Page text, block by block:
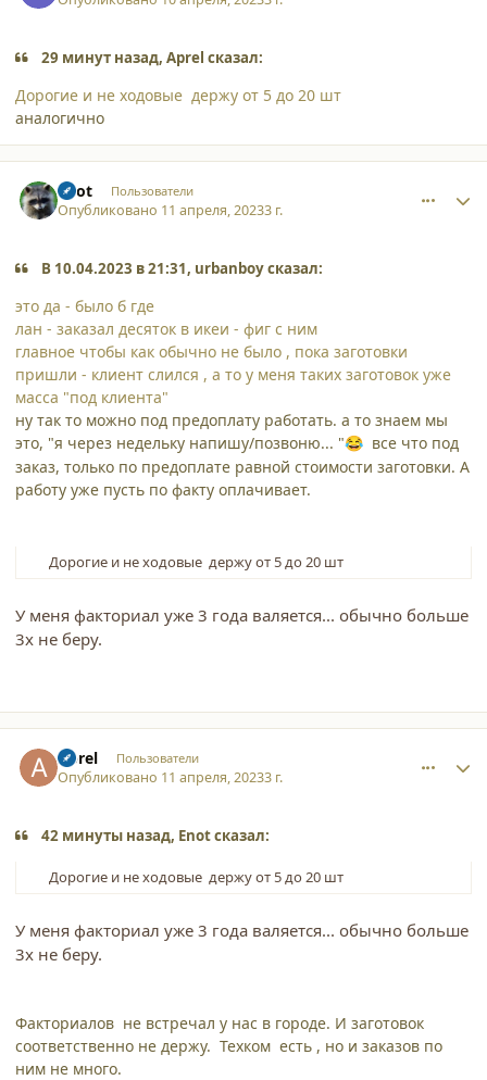
29 минут назад, Aprel сказал:
Дорогие и не ходовые держу от 5 до 20 шт
аналогично
Enot Пользователи
Опубликовано 11 апреля, 20233 г.
В 10.04.2023 в 21:31, urbanboy сказал:
это да - было б где
лан - заказал десяток в икеи - фиг с ним
главное чтобы как обычно не было , пока заготовки
пришли - клиент слился , а то у меня таких заготовок уже
масса "под клиента"
ну так то можно под предоплату работать. а то знаем мы
это, "я через недельку напишу/позвоню... "😂 все что под
заказ, только по предоплате равной стоимости заготовки. А
работу уже пусть по факту оплачивает.
Дорогие и не ходовые держу от 5 до 20 шт
У меня факториал уже 3 года валяется... обычно больше
3х не беру.
Aprel Пользователи
Опубликовано 11 апреля, 20233 г.
42 минуты назад, Enot сказал:
Дорогие и не ходовые держу от 5 до 20 шт
У меня факториал уже 3 года валяется... обычно больше
3х не беру.
Факториалов не встречал у нас в городе. И заготовок
соответственно не держу. Техком есть , но и заказов по
ним не много.